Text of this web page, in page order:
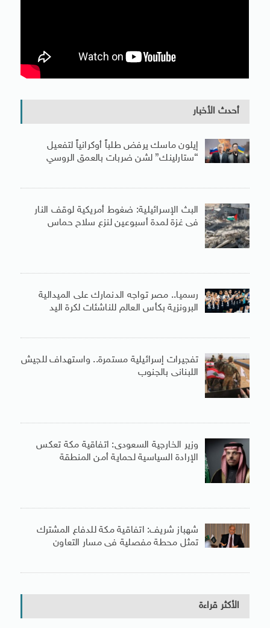
أحدث الأخبار
إيلون ماسك يرفض طلباً أوكرانياً لتفعيل
“ستارلينك” لشن ضربات بالعمق الروسي
البث الإسرائيلية: ضغوط أمريكية لوقف النار
فى غزة لمدة أسبوعين لنزع سلاح حماس
رسميا.. مصر تواجه الدنمارك على الميدالية
البرونزية بكأس العالم للناشئات لكرة اليد
تفجيرات إسرائيلية مستمرة.. واستهداف للجيش
اللبنانى بالجنوب
وزير الخارجية السعودى: اتفاقية مكة تعكس
الإرادة السياسية لحماية أمن المنطقة
شهباز شريف: اتفاقية مكة للدفاع المشترك
تمثل محطة مفصلية فى مسار التعاون
الأكثر قراءة